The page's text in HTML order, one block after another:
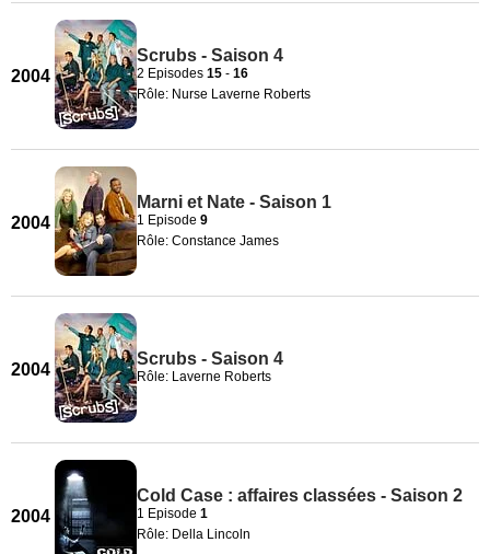
2004
Scrubs - Saison 4
2 Episodes 15 - 16
Rôle: Nurse Laverne Roberts
2004
Marni et Nate - Saison 1
1 Episode 9
Rôle: Constance James
2004
Scrubs - Saison 4
Rôle: Laverne Roberts
2004
Cold Case : affaires classées - Saison 2
1 Episode 1
Rôle: Della Lincoln